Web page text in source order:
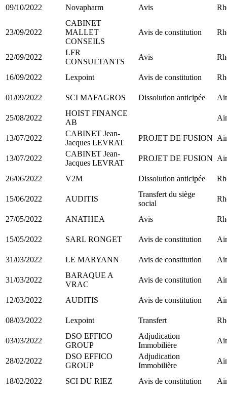
09/10/2022 Novapharm Avis
23/09/2022
CABINET
MALLET
CONSEILS
Avis de constitution
22/09/2022
LFR
CONSULTANTS
Avis
16/09/2022 Lexpoint Avis de constitution
01/09/2022 SCI MAFAGROS Dissolution anticipée
25/08/2022
HOIST FINANCE
AB
13/07/2022
CABINET Jean-
Jacques LEVRAT
PROJET DE FUSION
13/07/2022
CABINET Jean-
Jacques LEVRAT
PROJET DE FUSION
26/06/2022 V2M Dissolution anticipée
15/06/2022 AUDITIS
Transfert du siège
social
27/05/2022 ANATHEA Avis
15/05/2022 SARL RONGET Avis de constitution
31/03/2022 LE MARYANN Avis de constitution
31/03/2022
BARAQUE A
VRAC
Avis de constitution
12/03/2022 AUDITIS Avis de constitution
08/03/2022 Lexpoint Transfert
03/03/2022
DSO EFFICO
GROUP
Adjudication
Immobilière
28/02/2022
DSO EFFICO
GROUP
Adjudication
Immobilière
18/02/2022 SCI DU RIEZ Avis de constitution